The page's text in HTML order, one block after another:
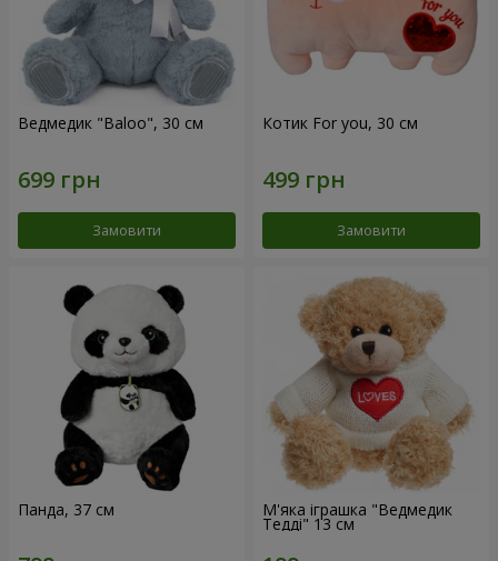
Ведмедик "Baloo", 30 см
Замовити
Котик For you, 30 см
Замовити
Панда, 37 см М'яка іграшка "Ведмедик
Тедді" 13 см